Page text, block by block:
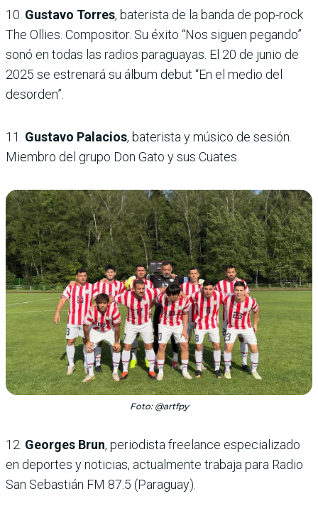
10. Gustavo Torres, baterista de la banda de pop-rock
The Ollies. Compositor. Su éxito “Nos siguen pegando”
sonó en todas las radios paraguayas. El 20 de junio de
2025 se estrenará su álbum debut “En el medio del
desorden”.
11. Gustavo Palacios, baterista y músico de sesión.
Miembro del grupo Don Gato y sus Cuates.
Foto: @artfpy
12. Georges Brun, periodista freelance especializado
en deportes y noticias, actualmente trabaja para Radio
San Sebastián FM 87.5 (Paraguay).